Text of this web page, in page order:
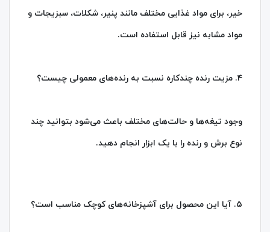
خیر، برای مواد غذایی مختلف مانند پنیر، شکلات، سبزیجات و
مواد مشابه نیز قابل استفاده است.
۴. مزیت رنده چندکاره نسبت به رنده‌های معمولی چیست؟
وجود تیغه‌ها و حالت‌های مختلف باعث می‌شود بتوانید چند
نوع برش و رنده را با یک ابزار انجام دهید.
۵. آیا این محصول برای آشپزخانه‌های کوچک مناسب است؟